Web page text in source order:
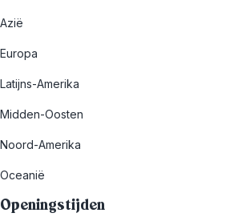
Azië
Europa
Latijns-Amerika
Midden-Oosten
Noord-Amerika
Oceanië
Openingstijden